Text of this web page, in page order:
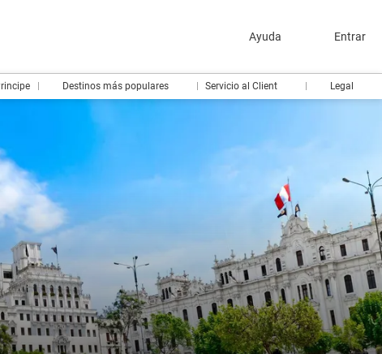
Ayuda Entrar
Destinos más populares Servicio al Client Legal